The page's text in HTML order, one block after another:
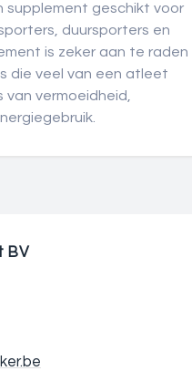
supplement geschikt voor
duursporters en
is zeker aan te raden
die veel van een atleet
vermoeidheid,
BV